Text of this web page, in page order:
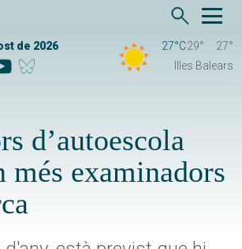
de 2026 27°C29°
27°
Illes Balears
d’autoescola
més examinadors